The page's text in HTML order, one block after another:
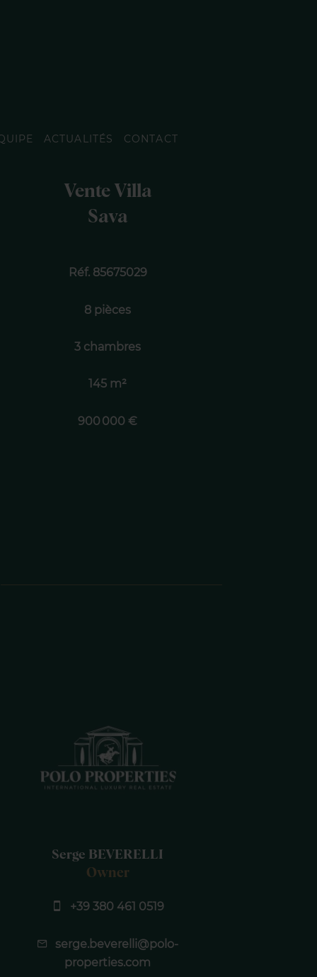
ACTUALITÉS CONTACT
Vente Villa
Sava
Réf. 85675029
8 pièces
3 chambres
145 m²
900 000 €
Serge BEVERELLI
Owner
+39 380 461 0519
serge.beverelli@polo-
properties.com